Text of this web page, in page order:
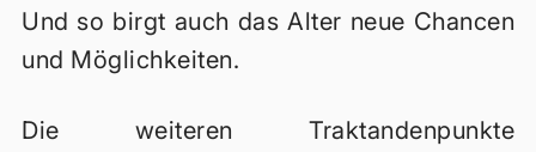
Und so birgt auch das Alter neue Chancen
und Möglichkeiten.
Die weiteren Traktandenpunkte